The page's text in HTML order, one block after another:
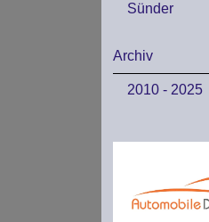
Sünder
Archiv
2010 - 2025